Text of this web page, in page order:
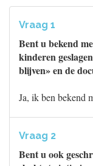
Vraag 1
Bent u bekend
kinderen
blijven» en de
Ja, ik ben bekend
Vraag 2
Bent u ook